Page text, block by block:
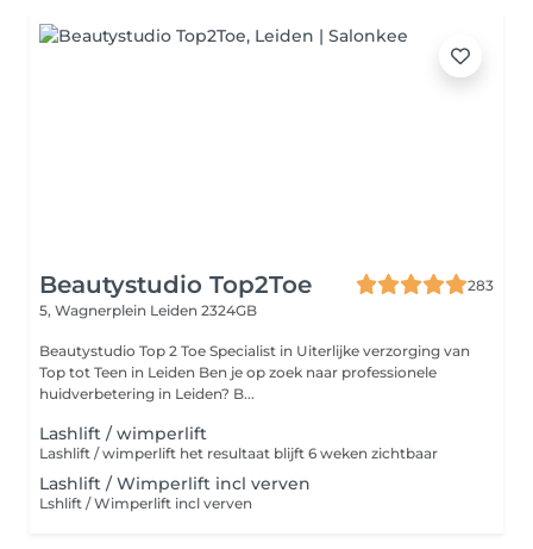
Beautystudio Top2Toe
283
5, Wagnerplein Leiden 2324GB
Beautystudio Top 2 Toe Specialist in Uiterlijke verzorging van
Top tot Teen in Leiden Ben je op zoek naar professionele
huidverbetering in Leiden? B...
Lashlift / wimperlift
Lashlift / wimperlift het resultaat blijft 6 weken zichtbaar
Lashlift / Wimperlift incl verven
Lshlift / Wimperlift incl verven